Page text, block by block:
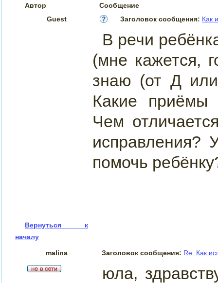
Автор
Сообщение
Guest
Заголовок сообщения: Как
В речи
(мне кажется,
знаю (от Д
Какие приёмы
Чем
исправления?
помочь
Вернуться к
началу
malina Заголовок сообщения: Re: Как
юла,